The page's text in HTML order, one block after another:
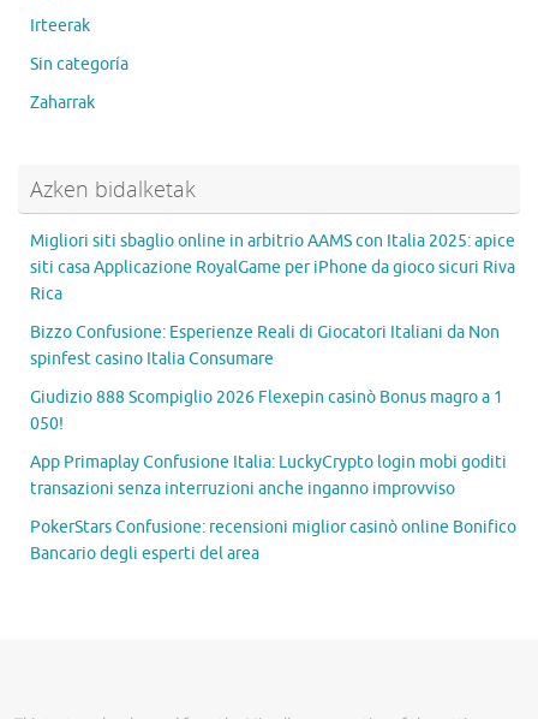
Irteerak
Sin categoría
Zaharrak
Azken bidalketak
Migliori siti sbaglio online in arbitrio AAMS con Italia 2025: apice
siti casa Applicazione RoyalGame per iPhone da gioco sicuri Riva
Rica
Bizzo Confusione: Esperienze Reali di Giocatori Italiani da Non
spinfest casino Italia Consumare
Giudizio 888 Scompiglio 2026 Flexepin casinò Bonus magro a 1
050!
App Primaplay Confusione Italia: LuckyCrypto login mobi goditi
transazioni senza interruzioni anche inganno improvviso
PokerStars Confusione: recensioni miglior casinò online Bonifico
Bancario degli esperti del area